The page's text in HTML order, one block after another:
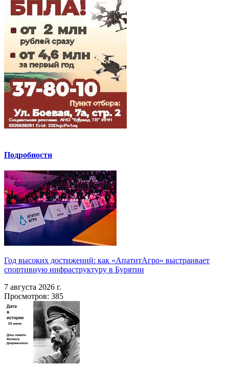
Подробности
Год высоких достижений: как «АпатитАгро» выстраивает
спортивную инфраструктуру в Бурятии
7 августа 2026 г.
Просмотров: 385